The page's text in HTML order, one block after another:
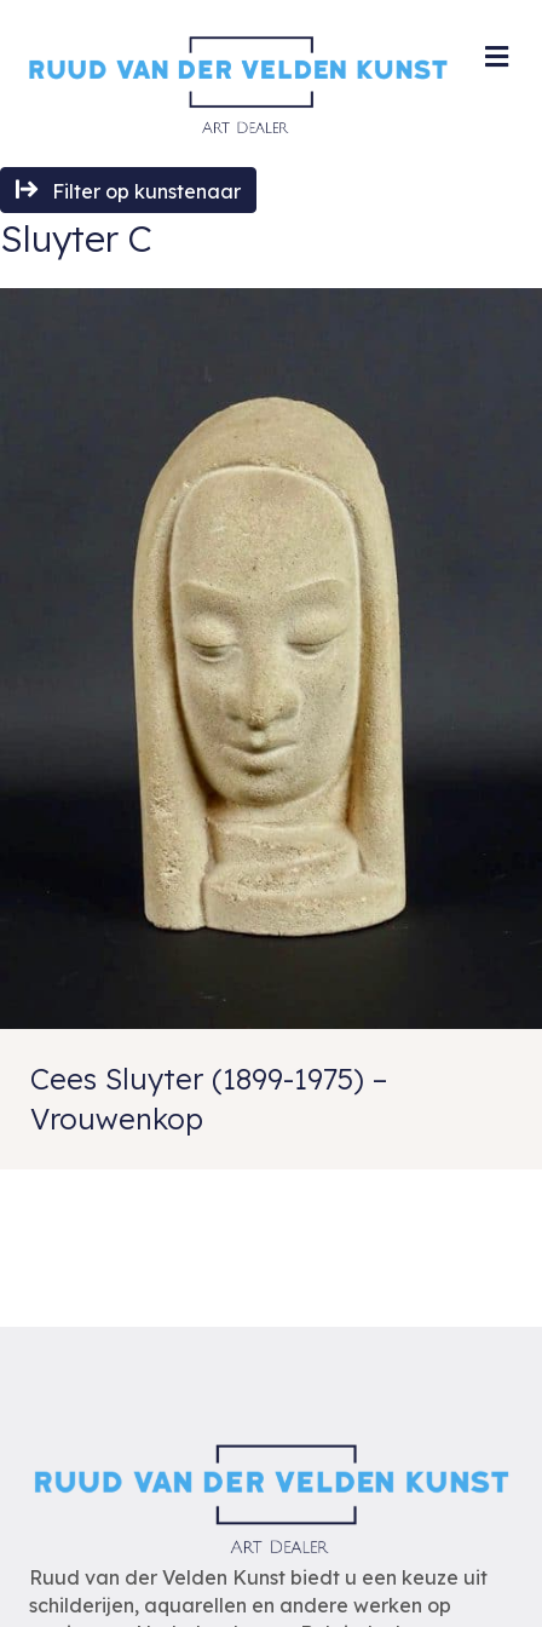
Filter op kunstenaar
Sluyter C
Cees Sluyter (1899-1975) –
Vrouwenkop
Ruud van der Velden Kunst biedt u een keuze uit
schilderijen, aquarellen en andere werken op